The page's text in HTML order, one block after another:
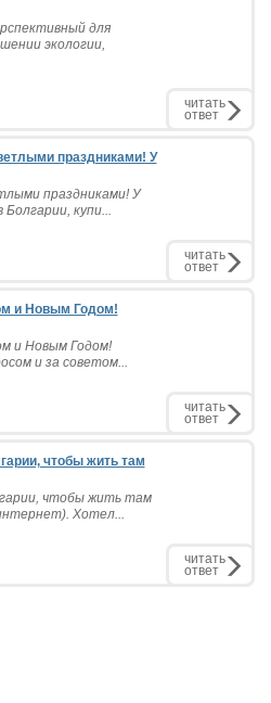
для
экологии,
читать
ответ
праздниками! У
праздниками! У
купи...
читать
ответ
и Новым Годом!
и Новым Годом!
и за советом...
читать
ответ
чтобы жить там
чтобы жить там
Хотел...
читать
ответ